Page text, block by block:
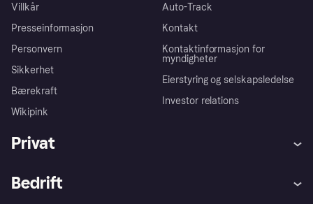
Villkår
Presseinformasjon
Personvern
Sikkerhet
Bærekraft
Wikipink
Auto-Track
Kontakt
Kontaktinformasjon for
myndigheter
Eierstyring og selskapsledelse
Investor relations
Privat
Bedrift